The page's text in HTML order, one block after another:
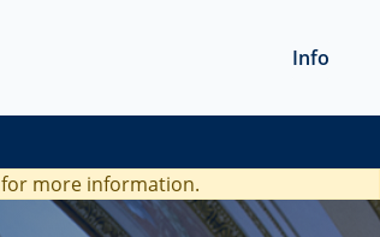
Info
for more information.